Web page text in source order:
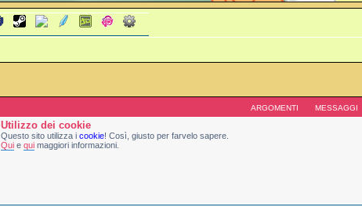
ARGOMENTI MESSAGGI
Utilizzo dei cookie
Questo sito utilizza i cookie! Così, giusto per farvelo sapere.
Qui e qui maggiori informazioni.